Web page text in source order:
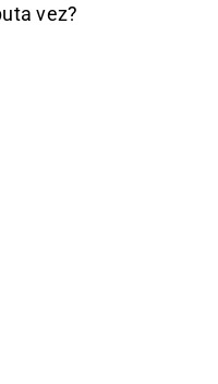
vez?